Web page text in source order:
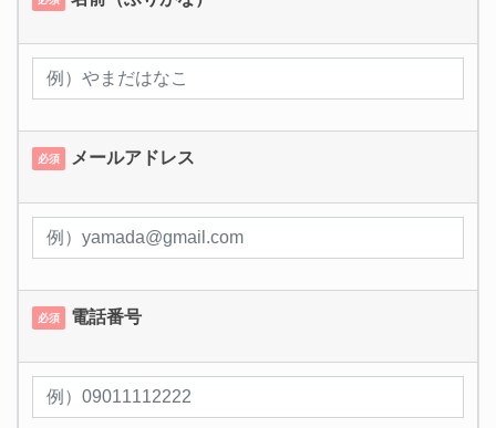
必須 メールアドレス
必須 電話番号